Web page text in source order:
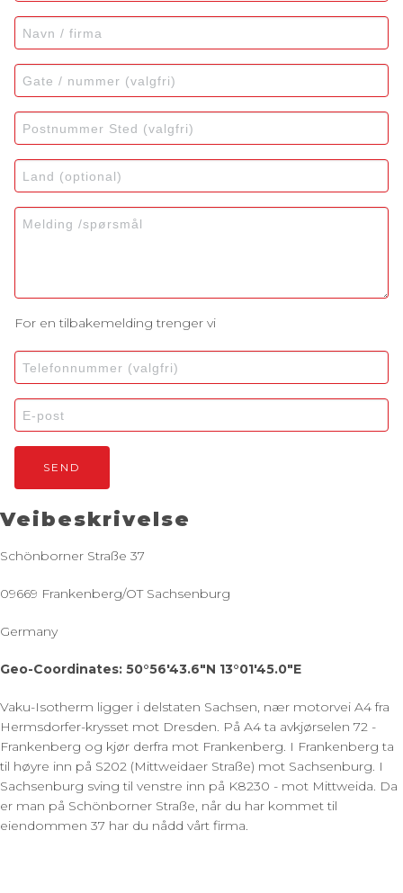
For en tilbakemelding trenger vi
Veibeskrivelse
Schönborner Straße 37
09669 Frankenberg/OT Sachsenburg
Germany
Geo-Coordinates: 50°56'43.6"N 13°01'45.0"E
Vaku-Isotherm ligger i delstaten Sachsen, nær motorvei A4 fra
Hermsdorfer-krysset mot Dresden. På A4 ta avkjørselen 72 -
Frankenberg og kjør derfra mot Frankenberg. I Frankenberg ta
til høyre inn på S202 (Mittweidaer Straße) mot Sachsenburg. I
Sachsenburg sving til venstre inn på K8230 - mot Mittweida. Da
er man på Schönborner Straße, når du har kommet til
eiendommen 37 har du nådd vårt firma.